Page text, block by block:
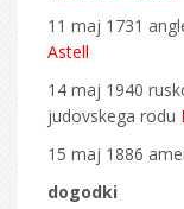
11 maj 1731
Astell
14 maj 1940
judovskega rodu
15 maj 1886
dogodki